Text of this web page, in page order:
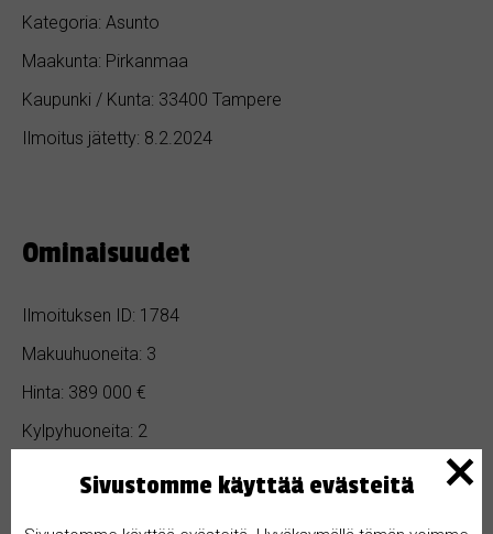
Kategoria: Asunto
Maakunta: Pirkanmaa
Kaupunki / Kunta: 33400 Tampere
Ilmoitus jätetty: 8.2.2024
Ominaisuudet
Ilmoituksen ID: 1784
Makuuhuoneita: 3
Hinta: 389 000 €
Kylpyhuoneita: 2
Sivustomme käyttää evästeitä